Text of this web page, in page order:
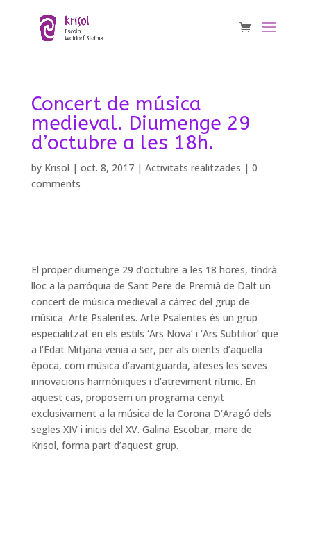
Concert de música
medieval. Diumenge 29
d’octubre a les 18h.
by Krisol | oct. 8, 2017| Activitats realitzades | 0
comments
El proper diumenge 29 d’octubre a les 18 hores, tindrà
lloc a la parròquia de Sant Pere de Premià de Dalt un
concert de música medieval a càrrec del grup de
música Arte Psalentes. Arte Psalentes és un grup
especialitzat en els estils ‘Ars Nova’ i ‘Ars Subtilior’ que
a l’Edat Mitjana venia a ser, per als oients d’aquella
època, com música d’avantguarda, ateses les seves
innovacions harmòniques i d’atreviment rítmic. En
aquest cas, proposem un programa cenyit
exclusivament a la música de la Corona D’Aragó dels
segles XIV i inicis del XV. Galina Escobar, mare de
Krisol, forma part d’aquest grup.